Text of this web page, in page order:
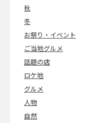
秋
冬
お祭り・イベント
ご当地グルメ
話題の店
ロケ地
グルメ
人物
自然